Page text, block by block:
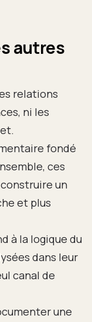
autres
relations
ni les
fondé
ces
un
et plus
à la logique du
dans leur
canal de
une